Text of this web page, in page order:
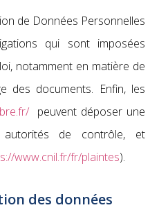
de Données Personnelles
qui sont imposées
notamment en matière de
des documents. Enfin, les
peuvent déposer une
autorités de contrôle, et
www.cnil.fr/fr/plaintes).
des données